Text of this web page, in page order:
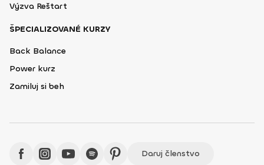
Výzva Reštart
ŠPECIALIZOVANÉ KURZY
Back Balance
Power kurz
Zamiluj si beh
Daruj členstvo